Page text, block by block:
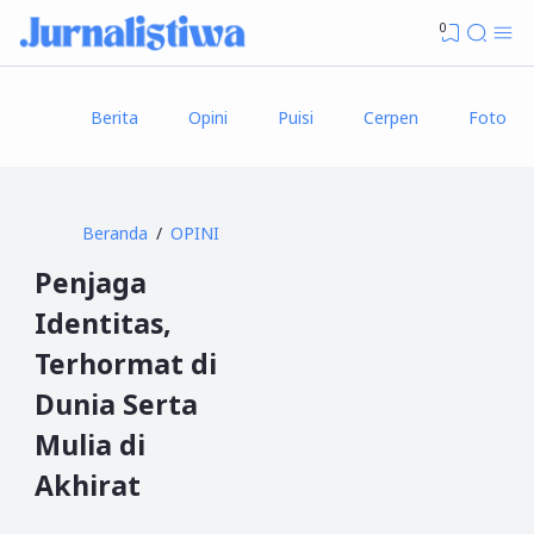
0
Berita Opini Puisi Cerpen Foto
Beranda OPINI
Penjaga
Identitas,
Terhormat di
Dunia Serta
Mulia di
Akhirat